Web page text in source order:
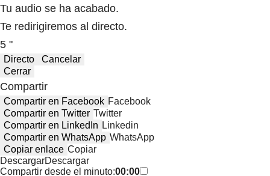
Tu audio se ha acabado.
Te redirigiremos al directo.
5 "
Directo
Cancelar
Cerrar
Compartir
Compartir en Facebook Facebook
Compartir en Twitter Twitter
Compartir en LinkedIn Linkedin
Compartir en WhatsApp WhatsApp
Copiar enlace Copiar
DescargarDescargar
Compartir desde el minuto:00:00